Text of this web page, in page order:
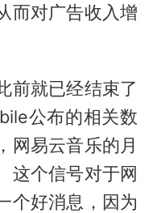
而对广告收入增
前就已经结束了
公布的相关数
网易云音乐的月
这个信号对于网
个好消息，因为